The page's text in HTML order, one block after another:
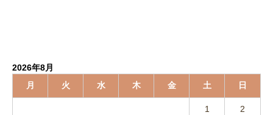
2026年8月
月
火 水 木 金 土 日
1 2